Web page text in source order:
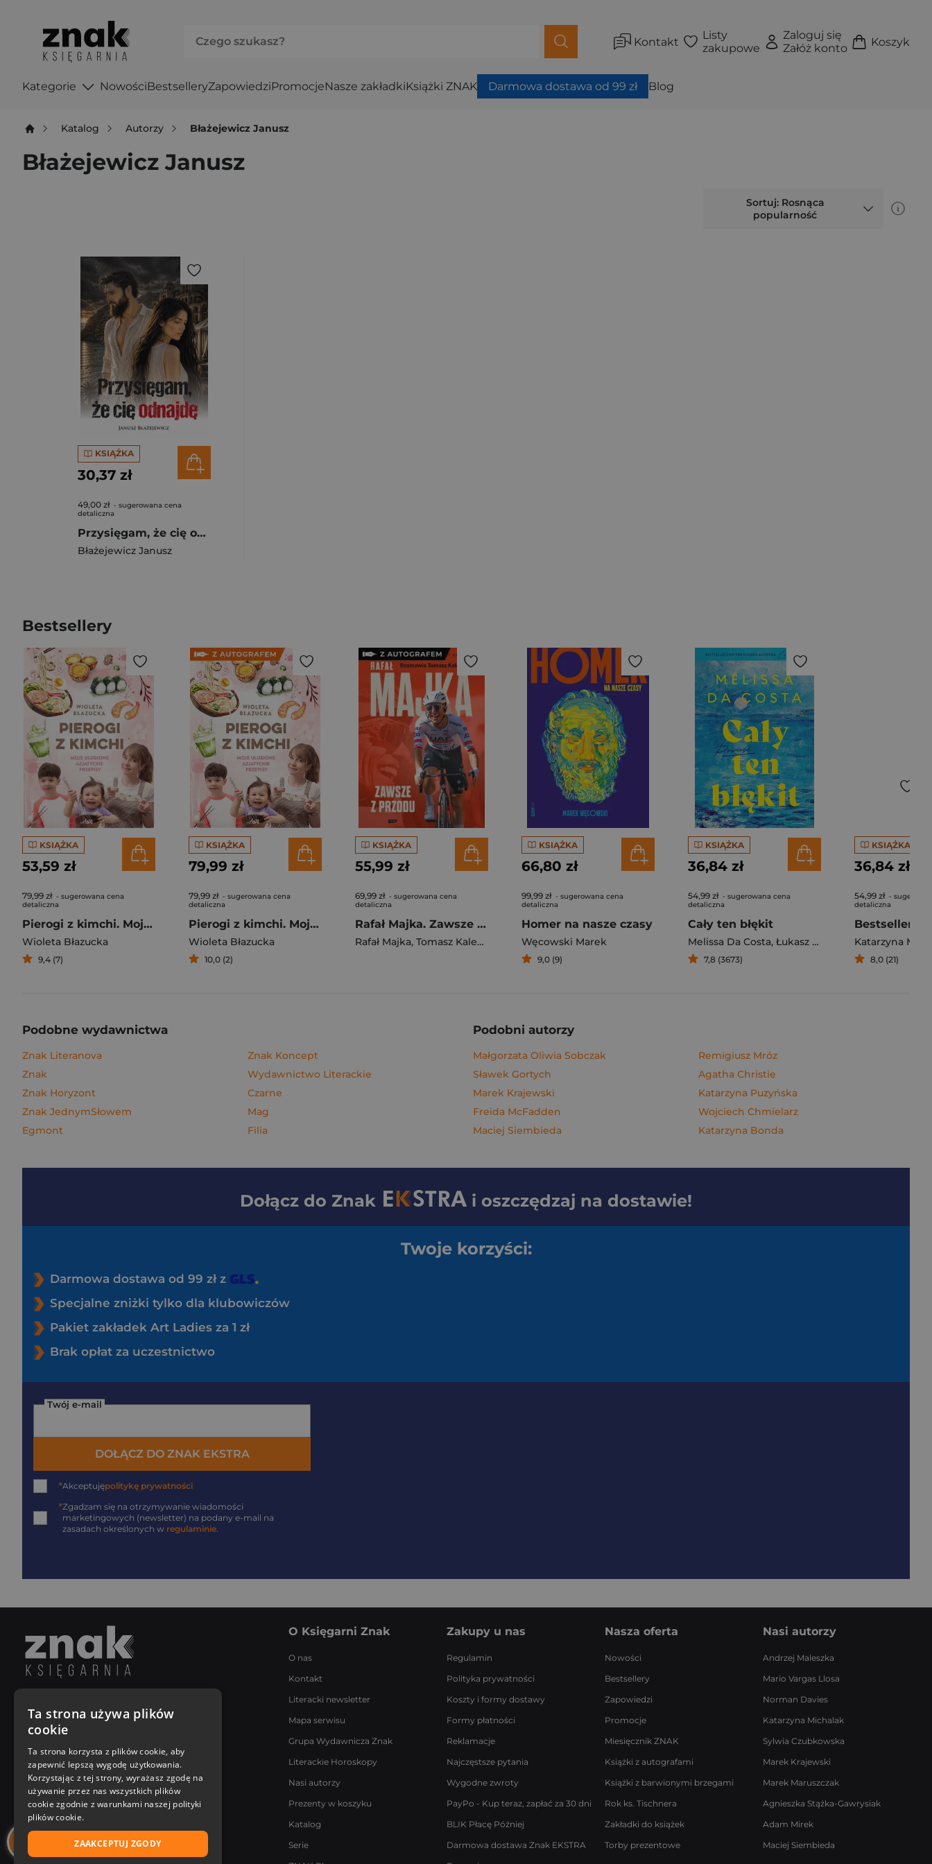
Kontakt
Listy
zakupowe
Zaloguj się
Załóż konto
Koszyk
Kategorie NowościBestselleryZapowiedziPromocjeNasze zakładkiKsiążki ZNAK Darmowa dostawa od 99 zł Blog
Katalog Autorzy Błażejewicz Janusz
Błażejewicz Janusz
Sortuj: Rosnąca
popularność
KSIĄŻKA
30,37 zł
49,00 zł - sugerowana cena
detaliczna
Przysięgam, że cię odnajdę
Błażejewicz Janusz
Bestsellery
KSIĄŻKA
53,59 zł
79,99 zł - sugerowana cena
detaliczna
Pierogi z kimchi. Moje ulubione azjatyckie przepisy
Wioleta Błazucka
9,4 (7)
KSIĄŻKA
79,99 zł
79,99 zł - sugerowana cena
detaliczna
Pierogi z kimchi. Moje ulubione azjatyckie przepisy - książka z autografem
Wioleta Błazucka
10,0 (2)
KSIĄŻKA
55,99 zł
69,99 zł - sugerowana cena
detaliczna
Rafał Majka. Zawsze z przodu. Rozmawia Tomasz Kalemba - książka z autografem
Rafał Majka, Tomasz Kalemba
KSIĄŻKA
66,80 zł
99,99 zł - sugerowana cena
detaliczna
Homer na nasze czasy
Węcowski Marek
9,0 (9)
KSIĄŻKA
36,84 zł
54,99 zł - sugerowana cena
detaliczna
Cały ten błękit
Melissa Da Costa, Łukasz Müller
7,8 (3673)
KSIĄŻKA
36,84 zł
54,99 zł -
detaliczna
Bestseller.
Katarzyna
8,0 (21)
Podobne wydawnictwa
Znak Literanova
Znak
Znak Horyzont
Znak JednymSłowem
Egmont
Znak Koncept
Wydawnictwo Literackie
Czarne
Mag
Filia
Podobni autorzy
Małgorzata Oliwia Sobczak
Sławek Gortych
Marek Krajewski
Freida McFadden
Maciej Siembieda
Remigiusz Mróz
Agatha Christie
Katarzyna Puzyńska
Wojciech Chmielarz
Katarzyna Bonda
Dołącz do Znak i oszczędzaj na dostawie!
Twoje korzyści:
Darmowa dostawa od 99 zł z
Specjalne zniżki tylko dla klubowiczów
Pakiet zakładek Art Ladies za 1 zł
Brak opłat za uczestnictwo
Twój e-mail
DOŁĄCZ DO ZNAK EKSTRA
*Akceptujępolitykę prywatności
*Zgadzam się na otrzymywanie wiadomości
marketingowych (newsletter) na podany e-mail na
zasadach określonych w regulaminie.
Poniedziałek - Piątek
8:00 - 18:00
[email protected]
Bądź z nami na bieżąco
O Księgarni Znak
O nas
Kontakt
Literacki newsletter
Mapa serwisu
Grupa Wydawnicza Znak
Literackie Horoskopy
Nasi autorzy
Prezenty w koszyku
Katalog
Serie
Zakupy u nas
Regulamin
Polityka prywatności
Koszty i formy dostawy
Formy płatności
Reklamacje
Najczęstsze pytania
Wygodne zwroty
PayPo - Kup teraz, zapłać za 30 dni
BLIK Płacę Później
Darmowa dostawa Znak EKSTRA
Nasza oferta
Nowości
Bestsellery
Zapowiedzi
Promocje
Miesięcznik ZNAK
Książki z autografami
Książki z barwionymi brzegami
Rok ks. Tischnera
Zakładki do książek
Torby prezentowe
Nasi autorzy
Andrzej Maleszka
Mario Vargas Llosa
Norman Davies
Katarzyna Michalak
Sylwia Czubkowska
Marek Krajewski
Marek Maruszczak
Agnieszka Stążka-Gawrysiak
Adam Mirek
Maciej Siembieda
Ta strona używa plików
cookie
Ta strona korzysta z plików cookie, aby
zapewnić lepszą wygodę użytkowania.
Korzystając z tej strony, wyrażasz zgodę na
używanie przez nas wszystkich plików
cookie zgodnie z warunkami naszej polityki
plików cookie.
ZAAKCEPTUJ ZGODY